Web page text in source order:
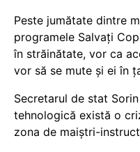
Peste jumătate dintre
programele Salvați
în străinătate, vor ca
vor să se mute și ei în
Secretarul de stat
tehnologică există o
zona de maiștri-